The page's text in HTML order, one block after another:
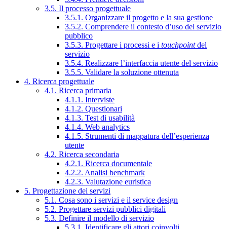
3.5. Il processo progettuale
3.5.1. Organizzare il progetto e la sua gestione
3.5.2. Comprendere il contesto d’uso del servizio
pubblico
3.5.3. Progettare i processi e i touchpointdel
servizio
3.5.4. Realizzare l’interfaccia utente del servizio
3.5.5. Validare la soluzione ottenuta
4. Ricerca progettuale
4.1. Ricerca primaria
4.1.1. Interviste
4.1.2. Questionari
4.1.3. Test di usabilità
4.1.4. Web analytics
4.1.5. Strumenti di mappatura dell’esperienza
utente
4.2. Ricerca secondaria
4.2.1. Ricerca documentale
4.2.2. Analisi benchmark
4.2.3. Valutazione euristica
5. Progettazione dei servizi
5.1. Cosa sono i servizi e il service design
5.2. Progettare servizi pubblici digitali
5.3. Definire il modello di servizio
5.3.1. Identificare gli attori coinvolti